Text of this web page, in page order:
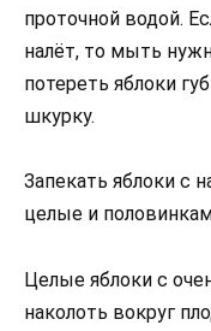
проточной водой.
налёт, то мыть
потереть яблоки
шкурку.
Запекать яблоки с
целые и
Целые яблоки с
наколоть вокруг